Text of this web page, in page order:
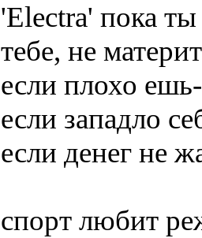
'Electra' пока
тебе, не
если плохо
если западло
если денег не
спорт любит